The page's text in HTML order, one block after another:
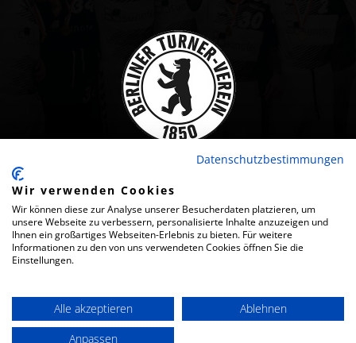
2024 · BERLINER TURNER-VEREIN VON 1850 E.V.
IMPRESSUM
Datenschutzbestimmungen
Wir verwenden Cookies
Wir können diese zur Analyse unserer Besucherdaten platzieren, um
unsere Webseite zu verbessern, personalisierte Inhalte anzuzeigen und
Ihnen ein großartiges Webseiten-Erlebnis zu bieten. Für weitere
Informationen zu den von uns verwendeten Cookies öffnen Sie die
Einstellungen.
Alle akzeptieren
Ablehnen
Anpassen